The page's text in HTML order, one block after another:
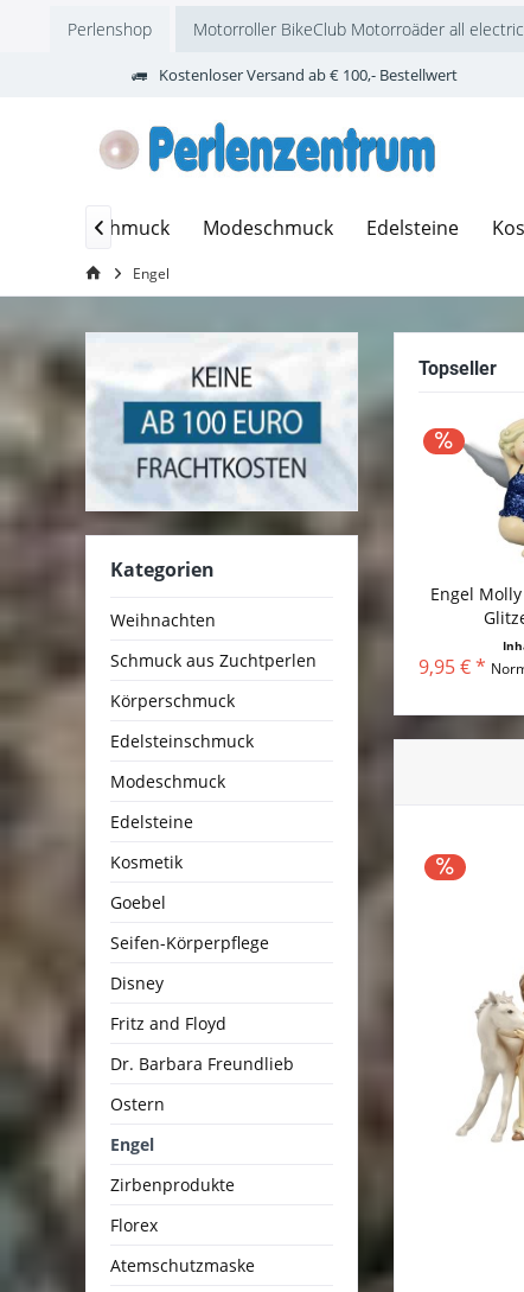
Perlenshop Motorroller BikeClub Motorroäder all electric
Kostenloser Versand ab € 100,- Bestellwert
Edelsteinschmuck Modeschmuck Edelsteine

Engel
Kategorien
Weihnachten
Schmuck aus Zuchtperlen
Körperschmuck
Edelsteinschmuck
Modeschmuck
Edelsteine
Kosmetik
Goebel
Seifen-Körperpflege
Disney
Fritz and Floyd
Dr. Barbara Freundlieb
Ostern
Engel
Zirbenprodukte
Florex
Atemschutzmaske
Topseller
Engel
9,95 € *